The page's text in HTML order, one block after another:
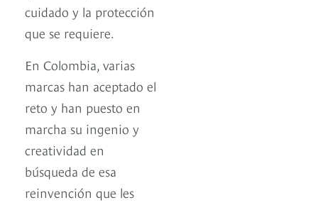
cuidado y la protección
que se requiere.
En Colombia, varias
marcas han aceptado el
reto y han puesto en
marcha su ingenio y
creatividad en
búsqueda de esa
reinvención que les